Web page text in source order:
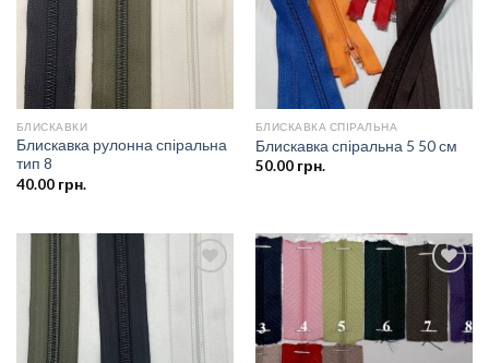
БЛИСКАВКИ
Блискавка рулонна спіральна
тип 8
40.00грн.
БЛИСКАВКА СПІРАЛЬНА
Блискавка спіральна 5 50 см
50.00грн.
списку
бажань
Додати
списку
бажань